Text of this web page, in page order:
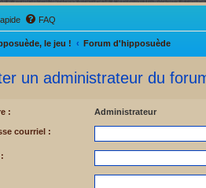
FAQ
le jeu ! Forum d'hipposuède
un administrateur du
: Administrateur
courriel :